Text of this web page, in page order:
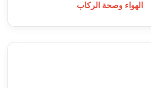
الهواء وصحة الركاب